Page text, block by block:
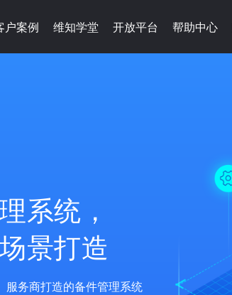
户案例 维知学堂 开放平台 帮助中心
系统，
景打造
服务商打造的备件管理系统